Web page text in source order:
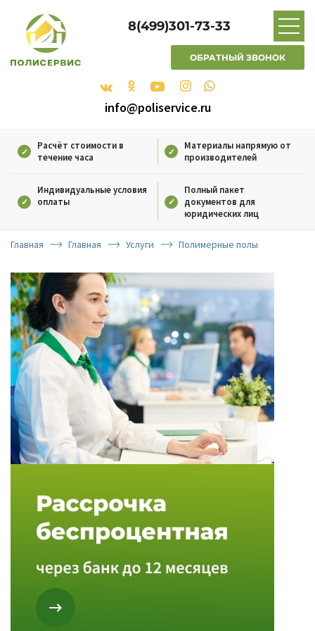
8(499)301-73-33
ОБРАТНЫЙ ЗВОНОК
info@poliservice.ru
Расчёт стоимости в
течение часа
Материалы напрямую от
производителей
Индивидуальные условия
оплаты
Полный пакет
документов для
юридических лиц
Главная Главная Услуги Полимерные полы